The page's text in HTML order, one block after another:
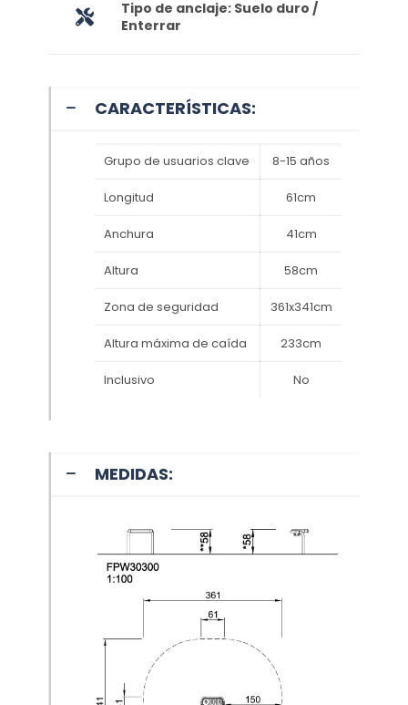
Tipo de anclaje: Suelo duro /
Enterrar
CARACTERÍSTICAS:
Grupo de usuarios clave 8-15 años
Longitud 61cm
Anchura 41cm
Altura 58cm
Zona de seguridad 361x341cm
Altura máxima de caída 233cm
Inclusivo No
MEDIDAS: